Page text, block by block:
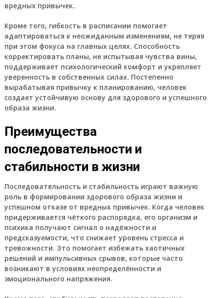
вредных привычек.
Кроме того, гибкость в расписании помогает
адаптироваться к неожиданным изменениям, не теряя
при этом фокуса на главных целях. Способность
корректировать планы, не испытывая чувства вины,
поддерживает психологический комфорт и укрепляет
уверенность в собственных силах. Постепенно
вырабатывая привычку к планированию, человек
создает устойчивую основу для здорового и успешного
образа жизни.
Преимущества
последовательности и
стабильности в жизни
Последовательность и стабильность играют важную
роль в формировании здорового образа жизни и
успешном отказе от вредных привычек. Когда человек
придерживается чёткого распорядка, его организм и
психика получают сигнал о надёжности и
предсказуемости, что снижает уровень стресса и
тревожности. Это помогает избежать хаотичных
решений и импульсивных срывов, которые часто
возникают в условиях неопределённости и
эмоционального напряжения.